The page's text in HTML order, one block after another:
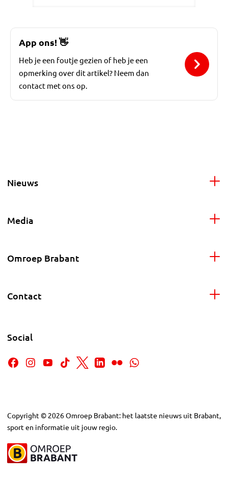
App ons!👋
Heb je een foutje gezien of heb je een
opmerking over dit artikel? Neem dan
contact met ons op.
Nieuws
Media
Omroep Brabant
Contact
Social
Copyright © 2026Omroep Brabant: het laatste nieuws uit Brabant,
sport en informatie uit jouw regio.